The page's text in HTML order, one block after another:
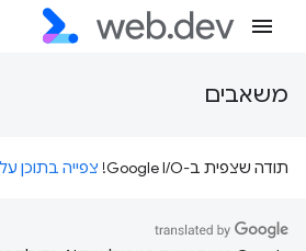
משאבים
תודה שצפית ב-Google I/O! צפייה בתוכן